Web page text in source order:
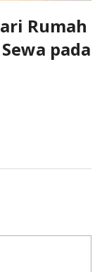
Rumah
pada